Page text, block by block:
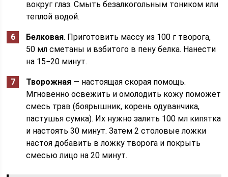
вокруг глаз. Смыть безалкогольным тоником или
теплой водой.
Белковая. Приготовить массу из 100 г творога,
50 мл сметаны и взбитого в пену белка. Нанести
на 15−20 минут.
Творожная — настоящая скорая помощь.
Мгновенно освежить и омолодить кожу поможет
смесь трав (боярышник, корень одуванчика,
пастушья сумка). Их нужно залить 100 мл кипятка
и настоять 30 минут. Затем 2 столовые ложки
настоя добавить в ложку творога и покрыть
смесью лицо на 20 минут.